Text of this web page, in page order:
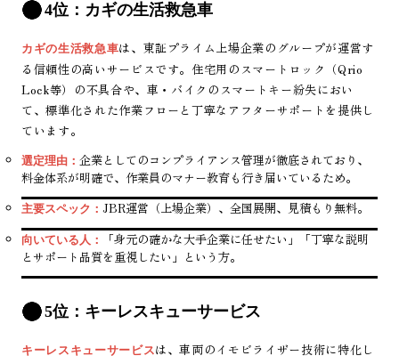
4位：カギの生活救急車
カギの生活救急車は、東証プライム上場企業のグループが運営す
る信頼性の高いサービスです。住宅用のスマートロック（Qrio
Lock等）の不具合や、車・バイクのスマートキー紛失におい
て、標準化された作業フローと丁寧なアフターサポートを提供し
ています。
選定理由： 企業としてのコンプライアンス管理が徹底されており、
料金体系が明確で、作業員のマナー教育も行き届いているため。
主要スペック： JBR運営（上場企業）、全国展開、見積もり無料。
向いている人：
「身元の確かな大手企業に任せたい」「丁寧な説明
とサポート品質を重視したい」という方。
5位：キーレスキューサービス
キーレスキューサービスは、車両のイモビライザー技術に特化し